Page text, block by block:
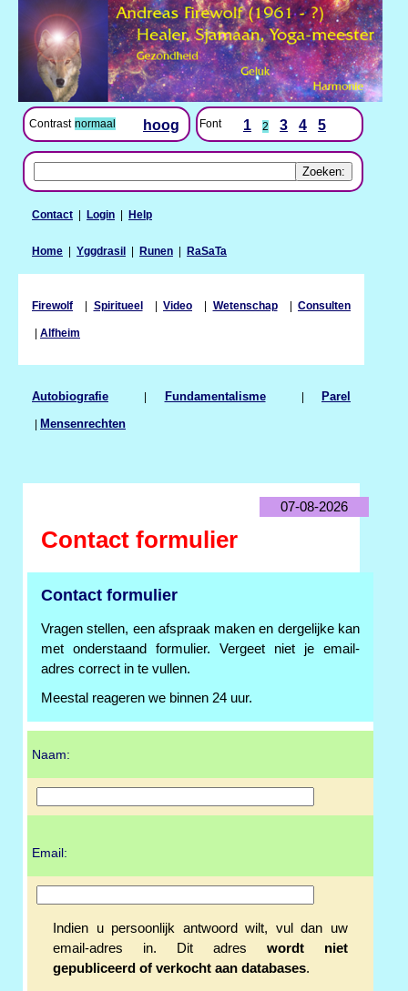
Contrast normaal hoog Font 1 2 3 4 5
Contact | Login | Help
Home | Yggdrasil | Runen | RaSaTa
Firewolf | Spiritueel| Video | Wetenschap| Consulten
| Alfheim
Autobiografie | Fundamentalisme| Parel
| Mensenrechten
07-08-2026
Contact formulier
Contact formulier
Vragen stellen, een afspraak maken en dergelijke kan
met onderstaand formulier. Vergeet niet je email-
adres correct in te vullen.
Meestal reageren we binnen 24 uur.
Naam:
Email:
Indien u persoonlijk antwoord wilt, vul dan uw
email-adres in. Dit adres wordt niet
gepubliceerd of verkocht aan databases.